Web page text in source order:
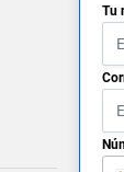
Tu